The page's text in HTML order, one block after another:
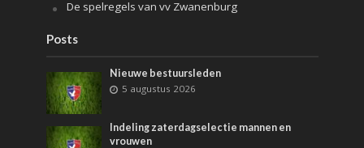
De spelregels van vv Zwanenburg
Posts
Nieuwe bestuursleden
5 augustus 2026
Indeling zaterdagselectie mannen en
vrouwen